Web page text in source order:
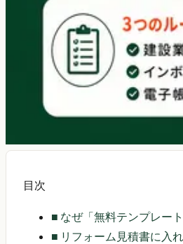
目次
■ なぜ「無料テンプレー
■ リフォーム見積書に入